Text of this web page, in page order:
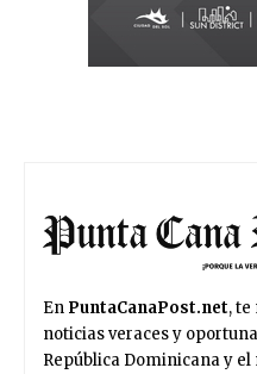
En PuntaCanaPost.net,
noticias veraces y
República Dominicana y